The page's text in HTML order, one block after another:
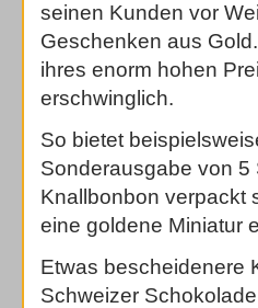
seinen Kunden vor
Geschenken aus
ihres enorm hohen
erschwinglich.
So bietet
Sonderausgabe von 5
Knallbonbon verpackt
eine goldene Miniatur
Etwas bescheidenere
Schweizer